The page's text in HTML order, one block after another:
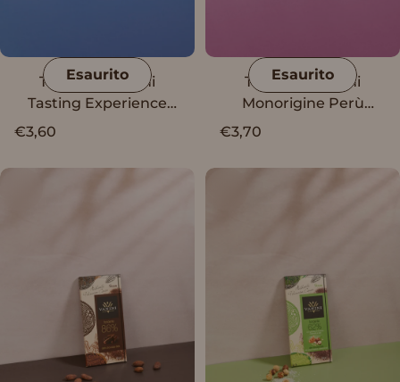
Esaurito
Tavoletta Vanini
Tasting Experience
Double Banana Split
€3,60
Esaurito
Tavoletta Vanini
Monorigine Perù
Fondente 82% con
€3,70